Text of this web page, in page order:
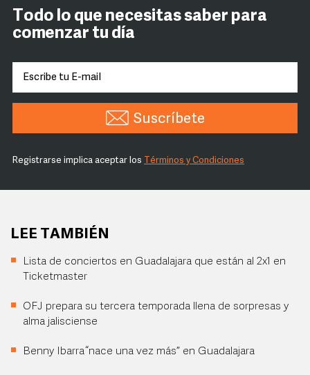
Todo lo que necesitas saber para
comenzar tu día
Suscríbete
Registrarse implica aceptar los Términos y Condiciones
LEE TAMBIÉN
Lista de conciertos en Guadalajara que están al 2x1 en
Ticketmaster
OFJ prepara su tercera temporada llena de sorpresas y
alma jalisciense
Benny Ibarra “nace una vez más” en Guadalajara